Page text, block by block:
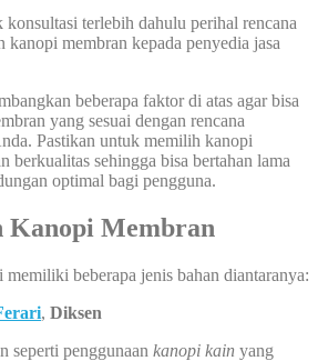
terlebih dahulu perihal rencana
kanopi membran kepada penyedia jasa
beberapa faktor di atas agar bisa
yang sesuai dengan rencana
Pastikan untuk memilih kanopi
berkualitas sehingga bisa bertahan lama
optimal bagi pengguna.
Kanopi Membran
beberapa jenis bahan diantaranya:
, Diksen
seperti penggunaan kanopi kain yang